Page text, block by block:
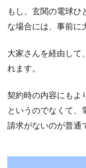
交
もし、玄関の電球ひ
な場合には、事前に
大家さんを経由して
れます。
契約時の内容にもよ
というのでなくて、
請求がないのが普通